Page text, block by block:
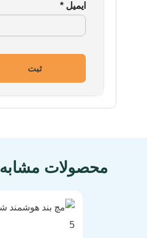
ایمیل*
محصولات مشابه